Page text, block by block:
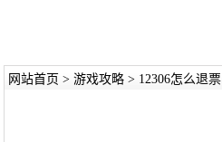
网站首页 > 游戏攻略> 12306怎么退票